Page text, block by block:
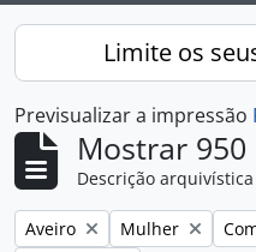
Limite os
Previsualizar a impressão
Mostrar
Descrição arquivística
Remover filtro:
Aveiro Remover filtro:
Mulher